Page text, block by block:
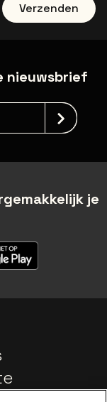
Verzenden
nieuwsbrief
je